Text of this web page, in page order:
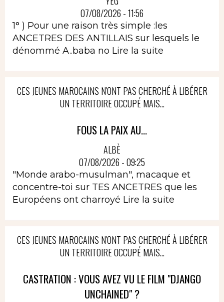
07/08/2026 - 11:56
1° ) Pour une raison très simple :les
ANCETRES DES ANTILLAIS sur lesquels le
dénommé A..baba no Lire la suite
CES JEUNES MAROCAINS N'ONT PAS CHERCHÉ À LIBÉRER
UN TERRITOIRE OCCUPÉ MAIS...
FOUS LA PAIX AU...
ALBÈ
07/08/2026 - 09:25
"Monde arabo-musulman", macaque et
concentre-toi sur TES ANCETRES que les
Européens ont charroyé Lire la suite
CES JEUNES MAROCAINS N'ONT PAS CHERCHÉ À LIBÉRER
UN TERRITOIRE OCCUPÉ MAIS...
CASTRATION : VOUS AVEZ VU LE FILM "DJANGO
UNCHAINED" ?